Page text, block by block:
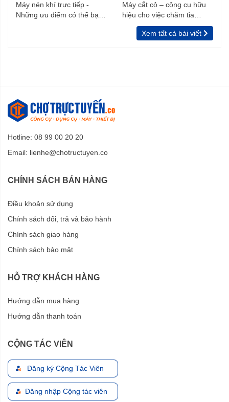
Máy nén khí trực tiếp -
Những ưu điểm có thể bạn
Máy cắt cỏ – công cụ hữu
hiệu cho việc chăm tỉa
vườn, rào
Xem tất cả bài viết
Hotline: 08 99 00 20 20
Email: lienhe@chotructuyen.co
CHÍNH SÁCH BÁN HÀNG
Điều khoản sử dụng
Chính sách đổi, trả và bảo hành
Chính sách giao hàng
Chính sách bảo mật
HỖ TRỢ KHÁCH HÀNG
Hướng dẫn mua hàng
Hướng dẫn thanh toán
CỘNG TÁC VIÊN
Đăng ký Cộng Tác Viên
Đăng nhập Cộng tác viên